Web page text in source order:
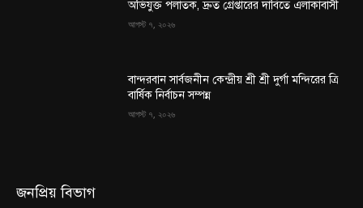
অভিযুক্ত পলাতক, দ্রুত গ্রেপ্তারের দাবিতে এলাকাবাসী
আগস্ট ৭, ২০২৬
বান্দরবান সার্বজনীন কেন্দ্রীয় শ্রী শ্রী দুর্গা মন্দিরের ত্রি
বার্ষিক নির্বাচন সম্পন্ন
আগস্ট ৭, ২০২৬
জনপ্রিয় বিভাগ